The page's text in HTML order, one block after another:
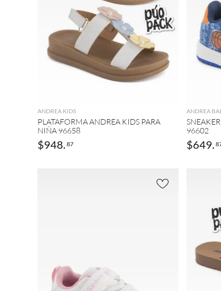
ANDREA KIDS
PLATAFORMA ANDREA KIDS PARA
NIÑA 96658
$948. 87
ANDREA
96602
$649.